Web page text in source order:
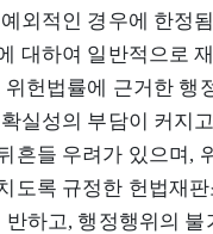
외적인 경우에 한정
대하여 일반적으로
위헌법률에 근거한 행
실성의 부담이 커지
흔들 우려가 있으며,
도록 규정한 헌법재
하고, 행정행위의 불